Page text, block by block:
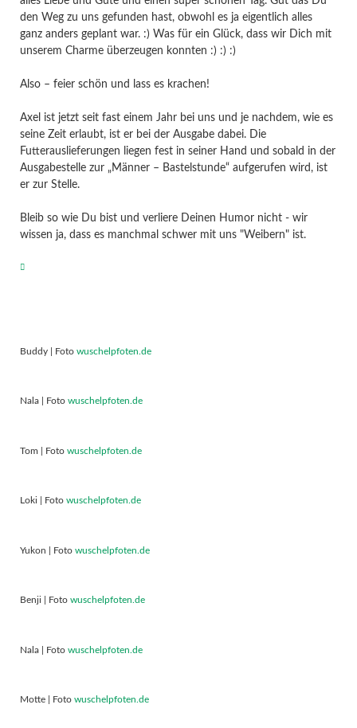
den Weg zu uns gefunden hast, obwohl es ja eigentlich alles
ganz anders geplant war. :) Was für ein Glück, dass wir Dich mit
unserem Charme überzeugen konnten :) :) :)
Also – feier schön und lass es krachen!
Axel ist jetzt seit fast einem Jahr bei uns und je nachdem, wie es
seine Zeit erlaubt, ist er bei der Ausgabe dabei. Die
Futterauslieferungen liegen fest in seiner Hand und sobald in der
Ausgabestelle zur „Männer – Bastelstunde“ aufgerufen wird, ist
er zur Stelle.
Bleib so wie Du bist und verliere Deinen Humor nicht - wir
wissen ja, dass es manchmal schwer mit uns "Weibern" ist.
Buddy | Foto wuschelpfoten.de
Nala | Foto wuschelpfoten.de
Tom | Foto wuschelpfoten.de
Loki | Foto wuschelpfoten.de
Yukon | Foto wuschelpfoten.de
Benji | Foto wuschelpfoten.de
Nala | Foto wuschelpfoten.de
Motte | Foto wuschelpfoten.de